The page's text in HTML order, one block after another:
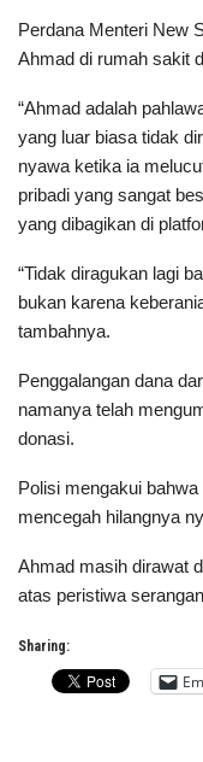
Perdana Menteri New
Ahmad di rumah sakit
“Ahmad adalah
yang luar biasa tidak
nyawa ketika ia
pribadi yang sangat
yang dibagikan di
“Tidak diragukan lagi
bukan karena
tambahnya.
Penggalangan dana
namanya telah
donasi.
Polisi mengakui
mencegah hilangnya
Ahmad masih dirawat
atas peristiwa
Sharing: